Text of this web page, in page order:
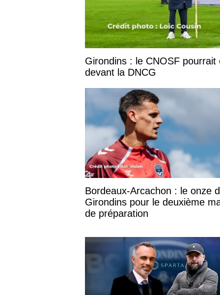
Girondins : le CNOSF
devant la DNCG
Bordeaux-Arcachon : le onze
Girondins pour le deuxième
de préparation